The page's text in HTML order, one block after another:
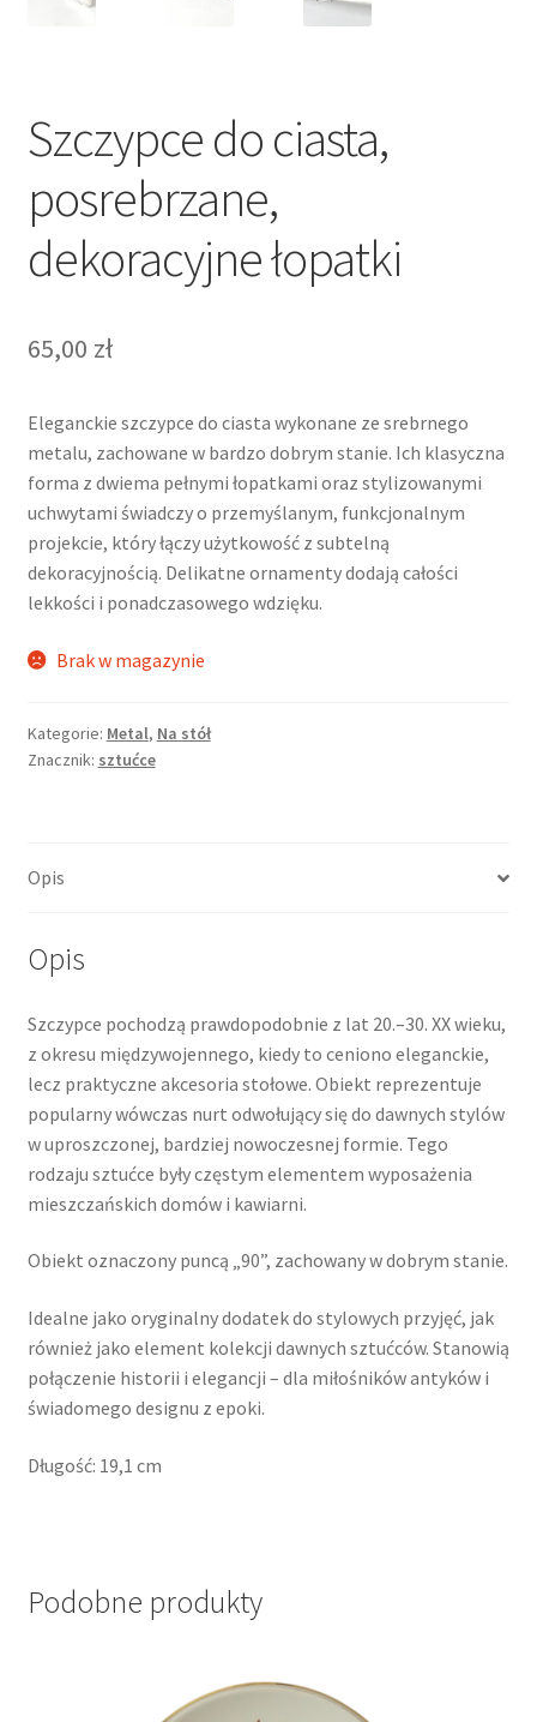
Szczypce do ciasta,
posrebrzane,
dekoracyjne łopatki
65,00 zł
Eleganckie szczypce do ciasta wykonane ze srebrnego
metalu, zachowane w bardzo dobrym stanie. Ich klasyczna
forma z dwiema pełnymi łopatkami oraz stylizowanymi
uchwytami świadczy o przemyślanym, funkcjonalnym
projekcie, który łączy użytkowość z subtelną
dekoracyjnością. Delikatne ornamenty dodają całości
lekkości i ponadczasowego wdzięku.
Brak w magazynie
Kategorie: Metal, Na stół
Znacznik: sztućce
Opis
Opis
Szczypce pochodzą prawdopodobnie z lat 20.–30. XX wieku,
z okresu międzywojennego, kiedy to ceniono eleganckie,
lecz praktyczne akcesoria stołowe. Obiekt reprezentuje
popularny wówczas nurt odwołujący się do dawnych stylów
w uproszczonej, bardziej nowoczesnej formie. Tego
rodzaju sztućce były częstym elementem wyposażenia
mieszczańskich domów i kawiarni.
Obiekt oznaczony puncą „90”, zachowany w dobrym stanie.
Idealne jako oryginalny dodatek do stylowych przyjęć, jak
również jako element kolekcji dawnych sztućców. Stanowią
połączenie historii i elegancji – dla miłośników antyków i
świadomego designu z epoki.
Długość: 19,1 cm
Podobne produkty